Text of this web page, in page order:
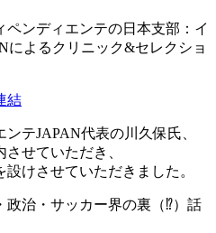
ンディエンテの日本支部：イ
によるクリニック&セレクショ
テJAPAN代表の川久保氏、
せていただき、
けさせていただきました。
政治・サッカー界の裏（⁉︎）話